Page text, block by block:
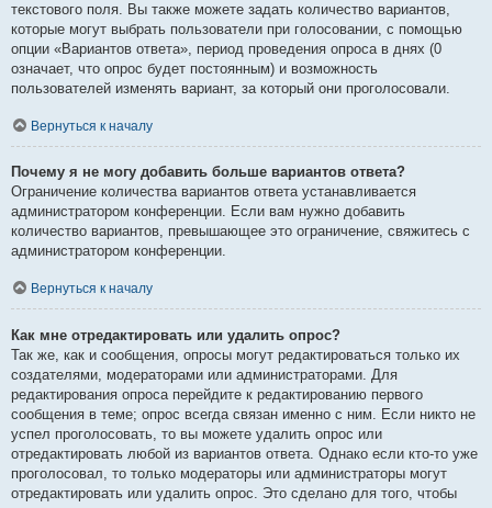
текстового поля. Вы также можете задать количество вариантов,
которые могут выбрать пользователи при голосовании, с помощью
опции «Вариантов ответа», период проведения опроса в днях (0
означает, что опрос будет постоянным) и возможность
пользователей изменять вариант, за который они проголосовали.
Вернуться к началу
Почему я не могу добавить больше вариантов ответа?
Ограничение количества вариантов ответа устанавливается
администратором конференции. Если вам нужно добавить
количество вариантов, превышающее это ограничение, свяжитесь с
администратором конференции.
Вернуться к началу
Как мне отредактировать или удалить опрос?
Так же, как и сообщения, опросы могут редактироваться только их
создателями, модераторами или администраторами. Для
редактирования опроса перейдите к редактированию первого
сообщения в теме; опрос всегда связан именно с ним. Если никто не
успел проголосовать, то вы можете удалить опрос или
отредактировать любой из вариантов ответа. Однако если кто-то уже
проголосовал, то только модераторы или администраторы могут
отредактировать или удалить опрос. Это сделано для того, чтобы